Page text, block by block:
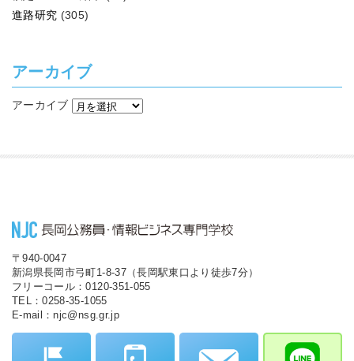
進路研究 (305)
アーカイブ
アーカイブ
〒940-0047
新潟県長岡市弓町1-8-37（長岡駅東口より徒歩7分）
フリーコール：0120-351-055
TEL：0258-35-1055
E-mail：njc@nsg.gr.jp